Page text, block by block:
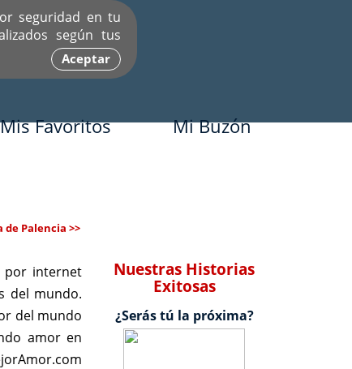
seguridad en tu
según tus
Aceptar
Mis Favoritos Mi Buzón
Palencia >>
por internet
del mundo.
del mundo
amor en
Nuestras Historias
Exitosas
¿Serás tú la próxima?